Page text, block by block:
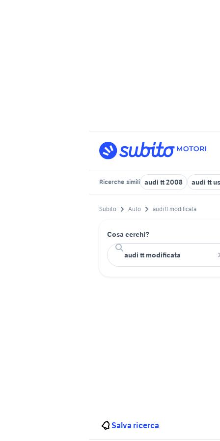
Ricerche simili audi tt 2008 audi tt
Subito Auto audi tt modificata
Cosa cerchi?
Salva ricerca